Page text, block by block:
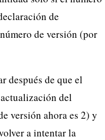
de
de versión (por
después de que el
del
versión ahora es 2) y
a intentar la